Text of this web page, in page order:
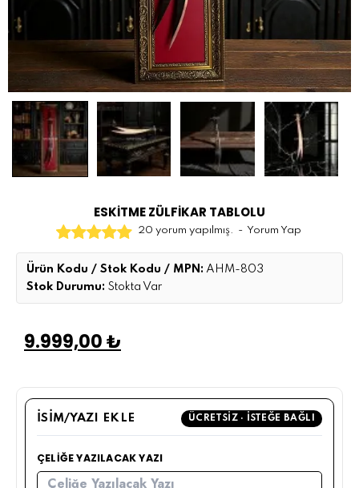
ESKİTME ZÜLFİKAR TABLOLU
20 yorum yapılmış. - Yorum Yap
Ürün Kodu / Stok Kodu / MPN: AHM-803
Stok Durumu: Stokta Var
9.999,00 ₺
İSIM/YAZI EKLE ÜCRETSIZ · İSTEĞE BAĞLI
ÇELIĞE YAZILACAK YAZI